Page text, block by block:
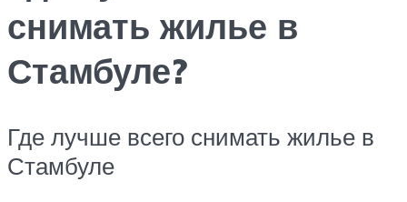
снимать жилье в
Стамбуле?
Где лучше всего снимать жилье в
Стамбуле